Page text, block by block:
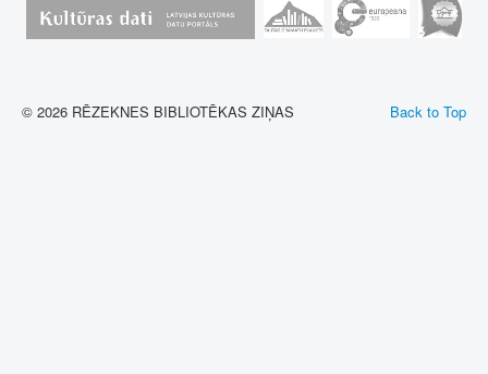
Back to Top
© 2026 RĒZEKNES BIBLIOTĒKAS ZIŅAS